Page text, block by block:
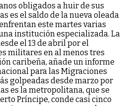
obligados a huir de sus
es el saldo de la nueva oleada
este martes varias
institución especializada. La
el 13 de abril por el
militares en al menos tres
caribeña, añade un informe
para las Migraciones
golpeadas desde marzo por
es la metropolitana, que se
Príncipe, conde casi cinco